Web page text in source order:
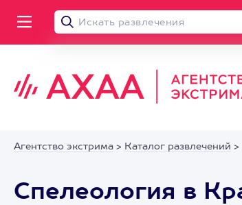
Агентство экстрима > Каталог развлечений >
Спелеология в